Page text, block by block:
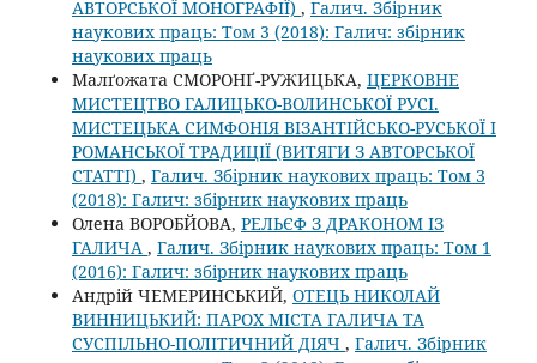
АВТОРСЬКОЇ МОНОГРАФІЇ) , Галич. Збірник
наукових праць: Том 3 (2018): Галич: збірник
наукових праць
Малґожата СМОРОНҐ-РУЖИЦЬКА, ЦЕРКОВНЕ
МИСТЕЦТВО ГАЛИЦЬКО-ВОЛИНСЬКОЇ РУСІ.
МИСТЕЦЬКА СИМФОНІЯ ВІЗАНТІЙСЬКО-РУСЬКОЇ І
РОМАНСЬКОЇ ТРАДИЦІЇ (ВИТЯГИ З АВТОРСЬКОЇ
СТАТТІ) , Галич. Збірник наукових праць: Том 3
(2018): Галич: збірник наукових праць
Олена ВОРОБЙОВА, РЕЛЬЄФ З ДРАКОНОМ ІЗ
ГАЛИЧА , Галич. Збірник наукових праць: Том 1
(2016): Галич: збірник наукових праць
Андрій ЧЕМЕРИНСЬКИЙ, ОТЕЦЬ НИКОЛАЙ
ВИННИЦЬКИЙ: ПАРОХ МІСТА ГАЛИЧА ТА
СУСПІЛЬНО-ПОЛІТИЧНИЙ ДІЯЧ , Галич. Збірник